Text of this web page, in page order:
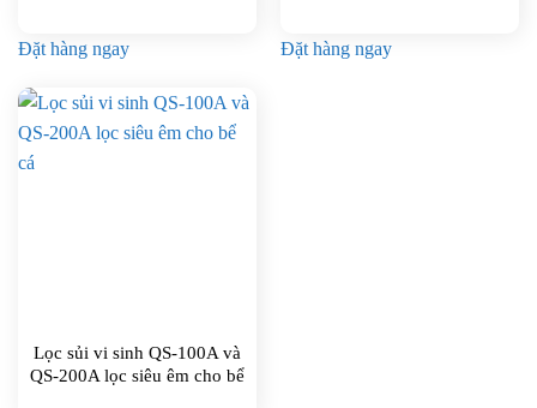
Đặt hàng ngay Đặt hàng ngay
Lọc sủi vi sinh QS-100A và
QS-200A lọc siêu êm cho bể